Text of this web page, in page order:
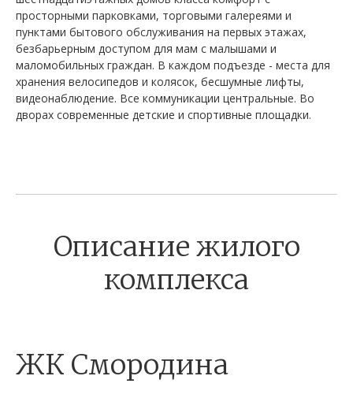
просторными парковками, торговыми галереями и
пунктами бытового обслуживания на первых этажах,
безбарьерным доступом для мам с малышами и
маломобильных граждан. В каждом подъезде - места для
хранения велосипедов и колясок, бесшумные лифты,
видеонаблюдение. Все коммуникации центральные. Во
дворах современные детские и спортивные площадки.
Описание жилого
комплекса
ЖК Смородина